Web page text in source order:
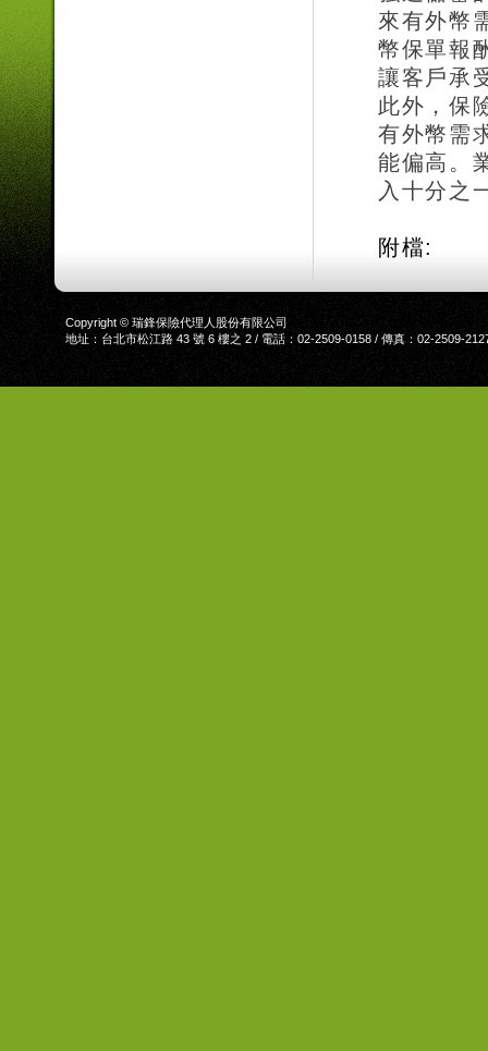
來有外幣
幣保單報
讓客戶承
此外，保
有外幣需
能偏高。
入十分之
附檔:
Copyright © 瑞鋒保險代理人股份有限公司
地址：台北市松江路 43 號 6 樓之 2 / 電話：02-2509-0158 / 傳真：02-2509-